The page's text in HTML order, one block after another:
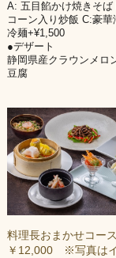
A: 五目餡かけ焼きそば
コーン入り炒飯 C:豪華
冷麺+¥1,500
●デザート
静岡県産クラウンメロ
豆腐
料理長おまかせコース
￥12,000 ※写真は